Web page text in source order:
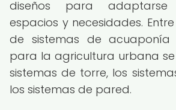
diseños para
espacios y necesidades.
de sistemas de acuaponía
para la agricultura urbana
sistemas de torre, los
los sistemas de pared.